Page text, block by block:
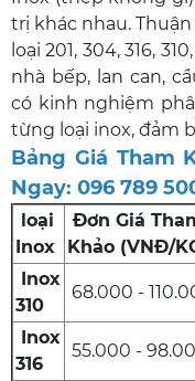
trị khác nhau.
loại 201, 304, 316,
nhà bếp, lan can,
có kinh nghiệm
từng loại inox, đảm
Bảng Giá Tham
Ngay: 096 789
loại
Inox
Đơn Giá
Khảo (VNĐ/
Inox
310
68.000 -
Inox
316
55.000 -